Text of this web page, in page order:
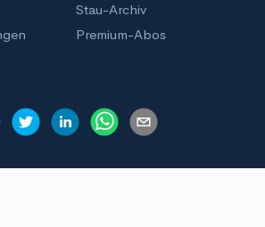
Stau-Archiv
Premium-Abos